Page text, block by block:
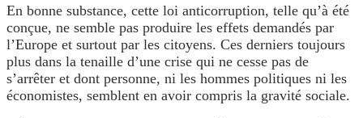
En bonne substance, cette loi anticorruption, telle qu’à été
conçue, ne semble pas produire les effets demandés par
l’Europe et surtout par les citoyens. Ces derniers toujours
plus dans la tenaille d’une crise qui ne cesse pas de
s’arrêter et dont personne, ni les hommes politiques ni les
économistes, semblent en avoir compris la gravité sociale.